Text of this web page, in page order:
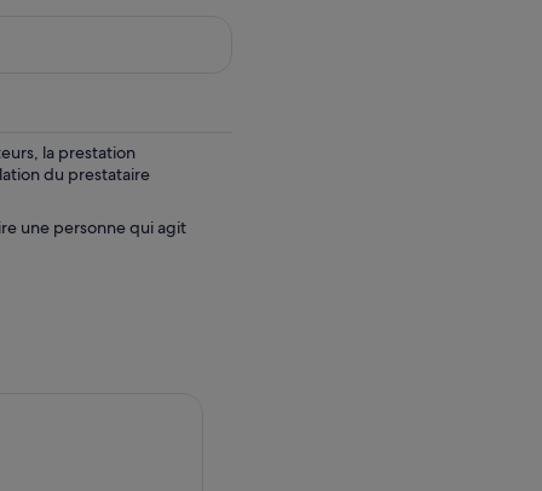
la prestation
du prestataire
une personne qui agit